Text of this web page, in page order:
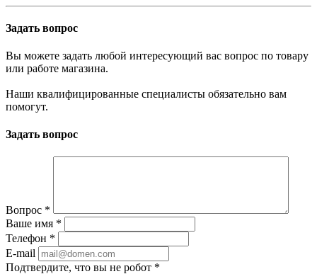
Задать вопрос
Вы можете задать любой интересующий вас вопрос по товару
или работе магазина.
Наши квалифицированные специалисты обязательно вам
помогут.
Задать вопрос
Вопрос *
Ваше имя *
Телефон *
E-mail
Подтвердите, что вы не робот *